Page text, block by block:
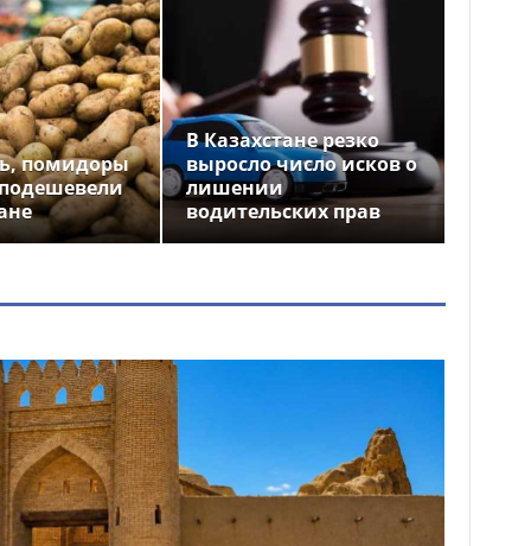
помидоры
В Казахстане резко
выросло число исков о
лишении
водительских прав